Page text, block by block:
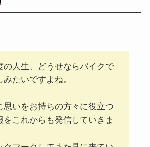
の人生、どうせならバイクで
みたいですよね。
思いをお持ちの方々に役立つ
をこれからも発信していきま